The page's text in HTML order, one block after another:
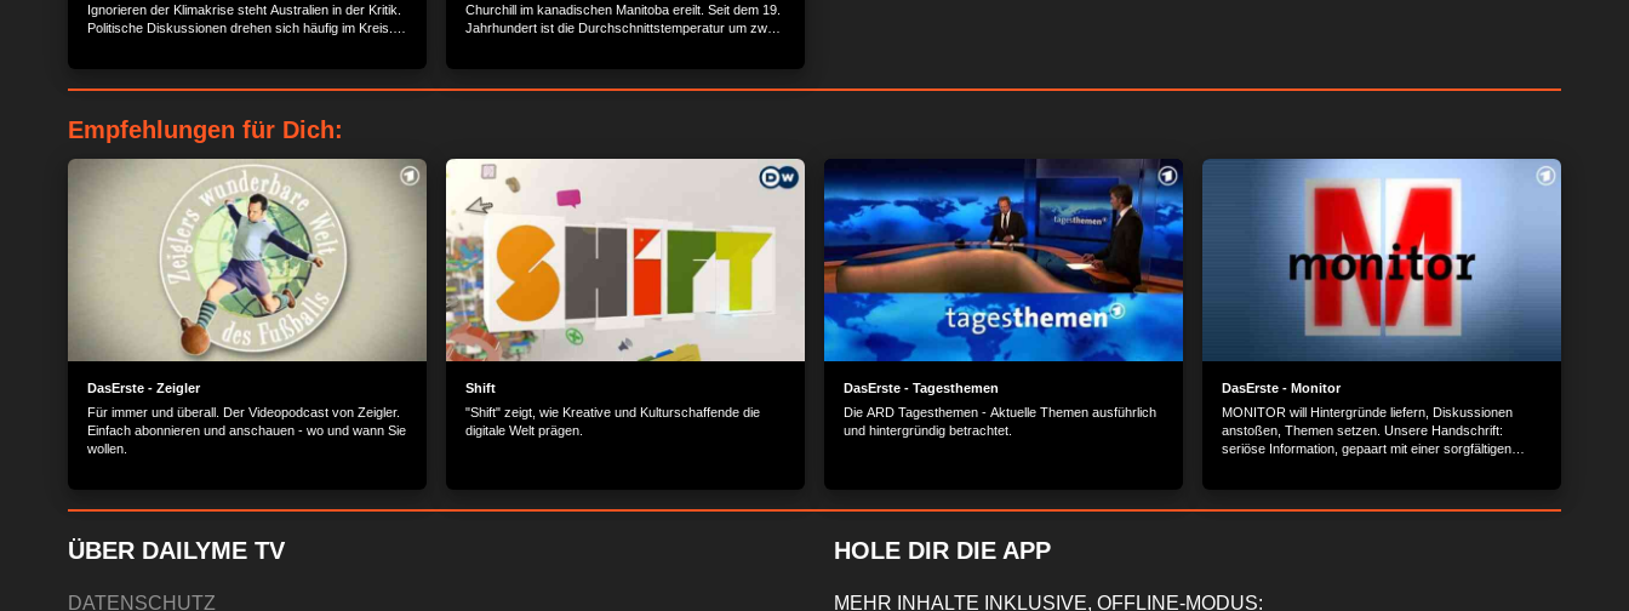
Ignorieren der Klimakrise steht Australien in der Kritik.
Politische Diskussionen drehen sich häufig im Kreis.
Churchill im kanadischen Manitoba ereilt. Seit dem 19.
Jahrhundert ist die Durchschnittstemperatur um zwei
Empfehlungen für Dich:
DasErste - Zeigler
Für immer und überall. Der Videopodcast von Zeigler.
Einfach abonnieren und anschauen - wo und wann Sie
wollen.
Shift
"Shift" zeigt, wie Kreative und Kulturschaffende die
digitale Welt prägen.
DasErste - Tagesthemen
Die ARD Tagesthemen - Aktuelle Themen ausführlich
und hintergründig betrachtet.
DasErste - Monitor
MONITOR will Hintergründe liefern, Diskussionen
anstoßen, Themen setzen. Unsere Handschrift:
seriöse Information, gepaart mit einer sorgfältigen
ÜBER DAILYME TV
DATENSCHUTZ
HOLE DIR DIE APP
MEHR INHALTE INKLUSIVE, OFFLINE-MODUS: